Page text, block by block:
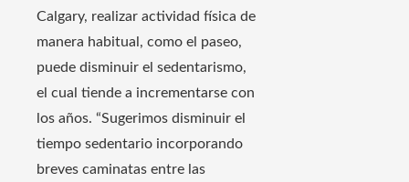
Calgary, realizar actividad física de
manera habitual, como el paseo,
puede disminuir el sedentarismo,
el cual tiende a incrementarse con
los años. “Sugerimos disminuir el
tiempo sedentario incorporando
breves caminatas entre las